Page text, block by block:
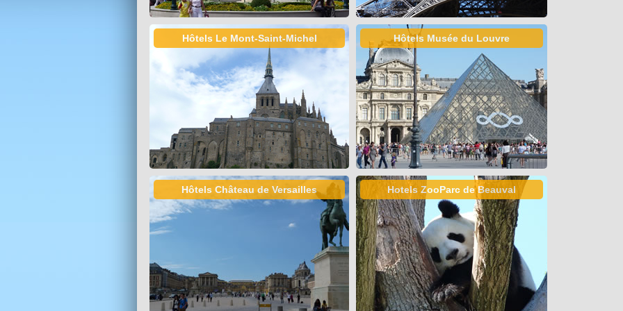
Hôtels Le Mont-Saint-Michel Hôtels Musée du Louvre
Hôtels Château de Versailles Hotels ZooParc de Beauval